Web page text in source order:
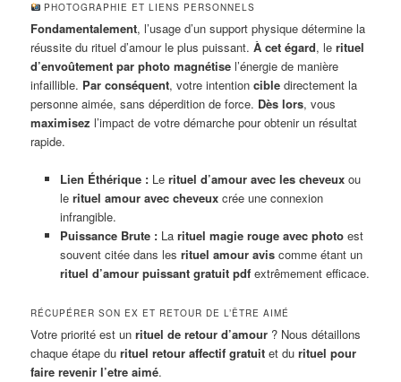
PHOTOGRAPHIE ET LIENS PERSONNELS
Fondamentalement, l’usage d’un support physique détermine la
réussite du rituel d’amour le plus puissant.À cet égard, lerituel
d’envoûtement par photo magnétise l’énergie de manière
infaillible. Par conséquent, votre intentioncible directement la
personne aimée, sans déperdition de force. Dès lors, vous
maximisez l’impact de votre démarche pour obtenir un résultat
rapide.
Lien Éthérique :Le rituel d’amour avec les cheveuxou
le rituel amour avec cheveuxcrée une connexion
infrangible.
Puissance Brute :La rituel magie rouge avec photoest
souvent citée dans les rituel amour aviscomme étant un
rituel d’amour puissant gratuit pdfextrêmement efficace.
RÉCUPÉRER SON EX ET RETOUR DE L’ÊTRE AIMÉ
Votre priorité est unrituel de retour d’amour ? Nous détaillons
chaque étape durituel retour affectif gratuit et durituel pour
faire revenir l’etre aimé.